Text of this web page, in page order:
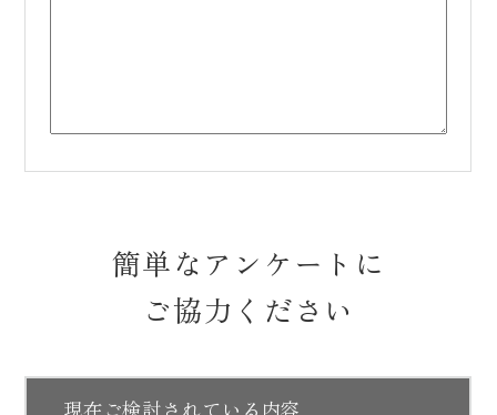
簡単なアンケートに
ご協力ください
現在ご検討されている内容